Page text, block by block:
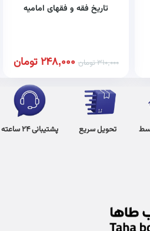
تاریخ فقه و فقهای امامیه
310,000تومان 248,000تومان
تحویل سریع پشتیبانی 24 ساعته